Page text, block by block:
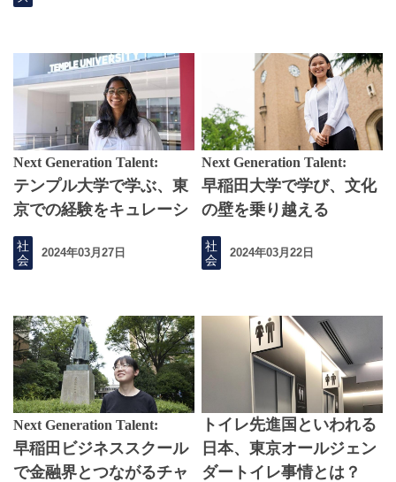
Next Generation Talent:
テンプル大学で学ぶ、東
京での経験をキュレーシ
ョンする術
社
会
2024年03月27日
Next Generation Talent:
早稲田大学で学び、文化
の壁を乗り越える
社
会
2024年03月22日
Next Generation Talent:
早稲田ビジネススクール
で金融界とつながるチャ
トイレ先進国といわれる
日本、東京オールジェン
ダートイレ事情とは？